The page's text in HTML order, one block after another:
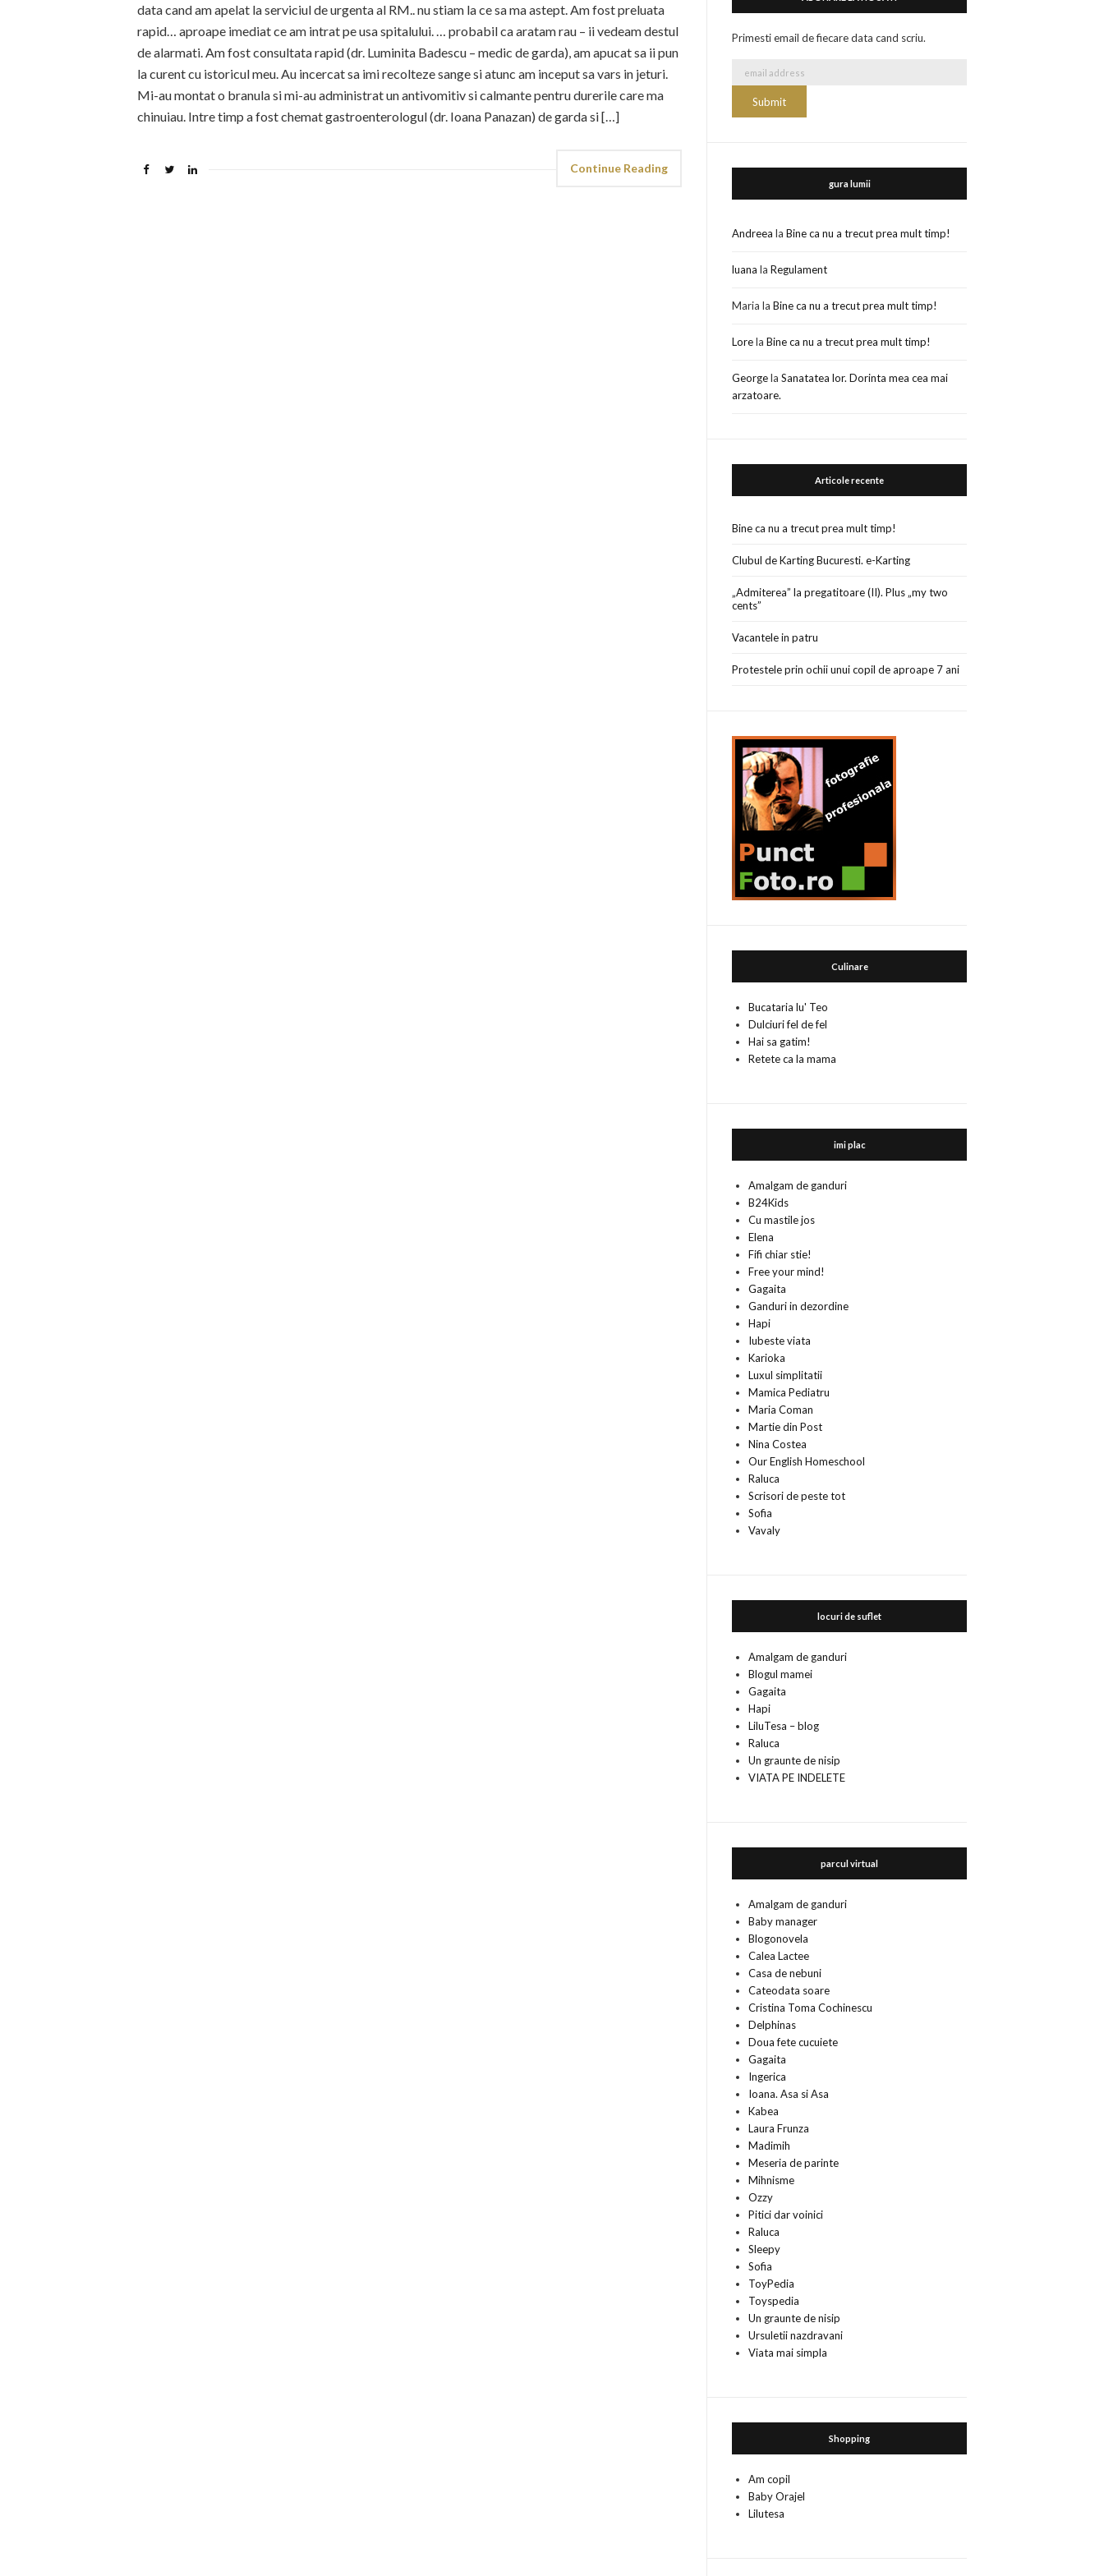
data cand am apelat la serviciul de urgenta al RM.. nu stiam la ce sa ma astept. Am fost preluata
rapid… aproape imediat ce am intrat pe usa spitalului. … probabil ca aratam rau – ii vedeam destul
de alarmati. Am fost consultata rapid (dr. Luminita Badescu – medic de garda), am apucat sa ii pun
la curent cu istoricul meu. Au incercat sa imi recolteze sange si atunc am inceput sa vars in jeturi.
Mi-au montat o branula si mi-au administrat un antivomitiv si calmante pentru durerile care ma
chinuiau. Intre timp a fost chemat gastroenterologul (dr. Ioana Panazan) de garda si […]
Continue Reading
Primesti email de fiecare data cand scriu.
gura lumii
Andreea laBine ca nu a trecut prea mult timp!
luana laRegulament
Maria laBine ca nu a trecut prea mult timp!
LorelaBine ca nu a trecut prea mult timp!
GeorgelaSanatatea lor. Dorinta mea cea mai
arzatoare.
Articole recente
Bine ca nu a trecut prea mult timp!
Clubul de Karting Bucuresti. e-Karting
„Admiterea” la pregatitoare (II). Plus „my two
cents”
Vacantele in patru
Protestele prin ochii unui copil de aproape 7 ani
Culinare
Bucataria lu' Teo
Dulciuri fel de fel
Hai sa gatim!
Retete ca la mama
imi plac
Amalgam de ganduri
B24Kids
Cu mastile jos
Elena
Fifi chiar stie!
Free your mind!
Gagaita
Ganduri in dezordine
Hapi
Iubeste viata
Karioka
Luxul simplitatii
Mamica Pediatru
Maria Coman
Martie din Post
Nina Costea
Our English Homeschool
Raluca
Scrisori de peste tot
Sofia
Vavaly
locuri de suflet
Amalgam de ganduri
Blogul mamei
Gagaita
Hapi
LiluTesa – blog
Raluca
Un graunte de nisip
VIATA PE INDELETE
parcul virtual
Amalgam de ganduri
Baby manager
Blogonovela
Calea Lactee
Casa de nebuni
Cateodata soare
Cristina Toma Cochinescu
Delphinas
Doua fete cucuiete
Gagaita
Ingerica
Ioana. Asa si Asa
Kabea
Laura Frunza
Madimih
Meseria de parinte
Mihnisme
Ozzy
Pitici dar voinici
Raluca
Sleepy
Sofia
ToyPedia
Toyspedia
Un graunte de nisip
Ursuletii nazdravani
Viata mai simpla
Shopping
Am copil
Baby Orajel
Lilutesa